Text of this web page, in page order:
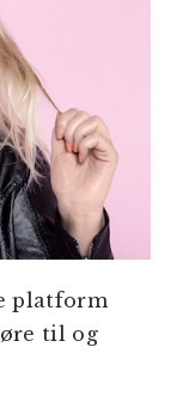
platform
til og